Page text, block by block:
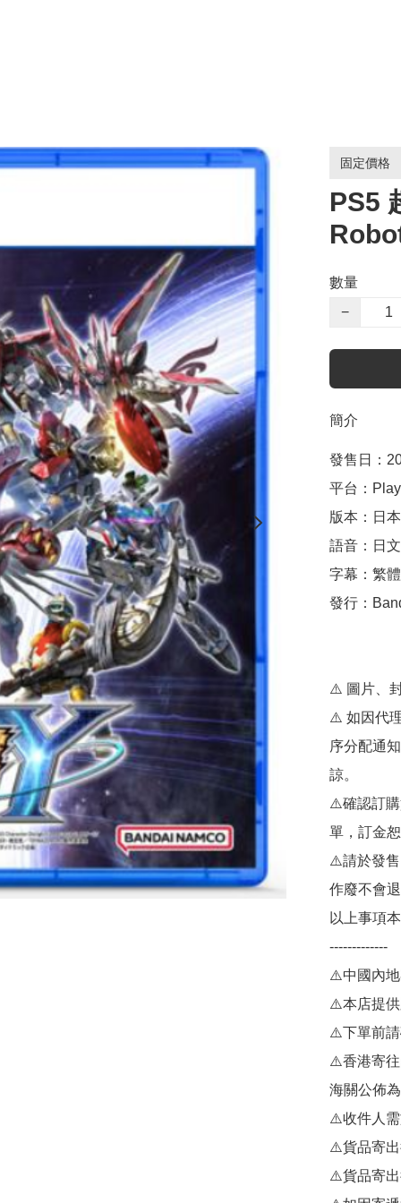
固定價格
PS5
數量
−
簡介
發售日：
平台：
版本：日
語音：日文
字幕：繁
發行：
⚠️ 圖片、
⚠️ 如因代
序分配通
諒。
⚠️確認訂購
單，訂金恕
⚠️請於發售
作廢不會
以上事項
-------------
⚠️中國內
⚠️本店提供
⚠️下單前請
⚠️香港寄往
海關公佈為
⚠️收件人需
⚠️貨品寄出
⚠️貨品寄出